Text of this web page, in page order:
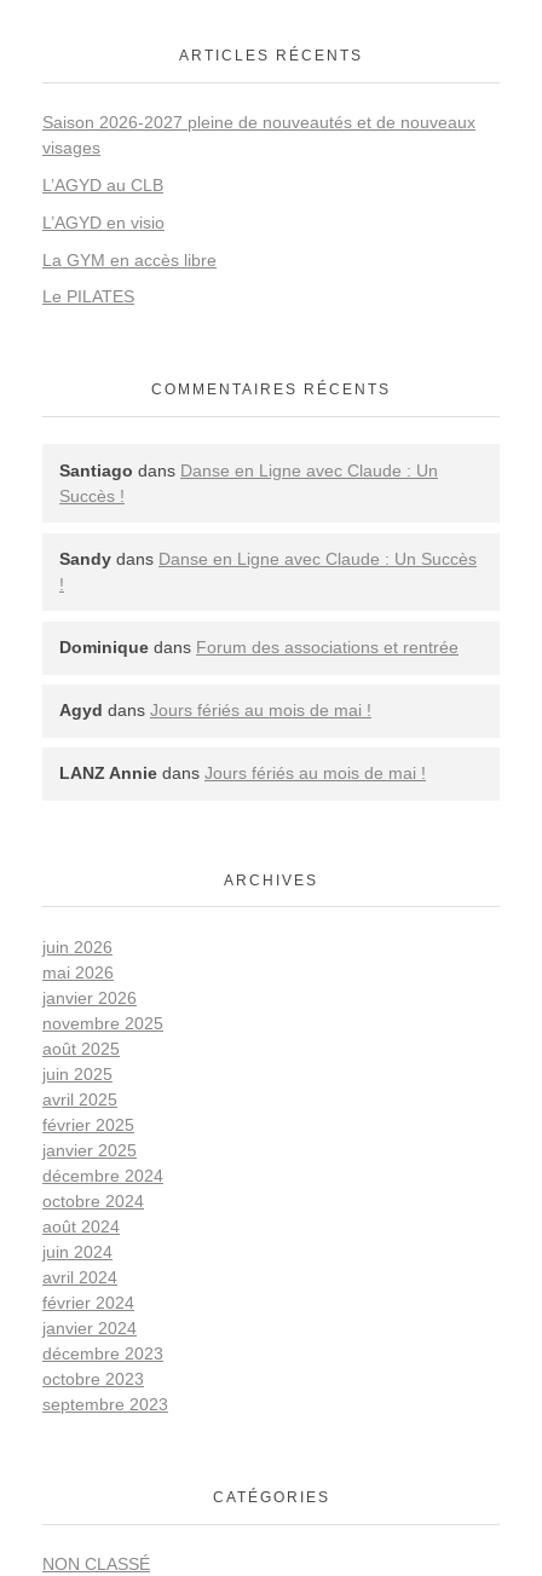
ARTICLES RÉCENTS
Saison 2026-2027 pleine de nouveautés et de nouveaux
visages
L’AGYD au CLB
L’AGYD en visio
La GYM en accès libre
Le PILATES
COMMENTAIRES RÉCENTS
Santiago dans Danse en Ligne avec Claude : Un
Succès !
Sandy dans Danse en Ligne avec Claude : Un Succès
!
Dominique dans Forum des associations et rentrée
Agyd dans Jours fériés au mois de mai !
LANZ Annie dans Jours fériés au mois de mai !
ARCHIVES
juin 2026
mai 2026
janvier 2026
novembre 2025
août 2025
juin 2025
avril 2025
février 2025
janvier 2025
décembre 2024
octobre 2024
août 2024
juin 2024
avril 2024
février 2024
janvier 2024
décembre 2023
octobre 2023
septembre 2023
CATÉGORIES
NON CLASSÉ